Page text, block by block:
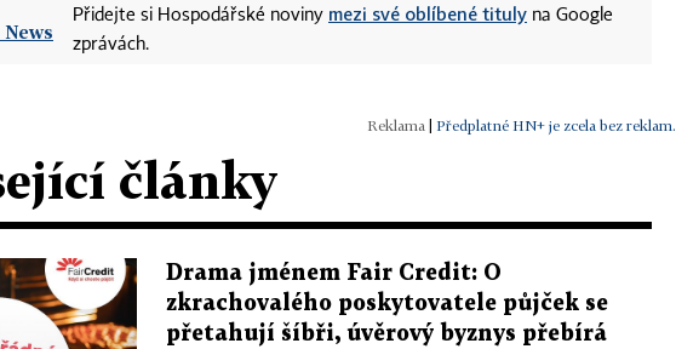
Přidejte si Hospodářské noviny mezi své oblíbené tituly na Google
zprávách.
| Předplatné HN+ je zcela bez reklam.
články
Drama jménem Fair Credit: O
zkrachovalého poskytovatele půjček se
přetahují šíbři, úvěrový byznys přebírá